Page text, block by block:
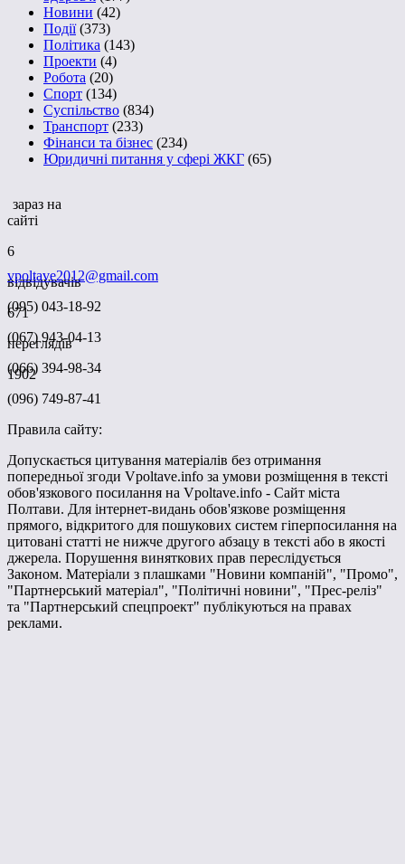
Новини (42)
Події(373)
Політика (143)
Проекти (4)
Робота (20)
Спорт (134)
Суспільство (834)
Транспорт (233)
Фінанси та бізнес (234)
Юридичні питання у сфері ЖКГ (65)
зараз на
сайті
6
відвідувачів
671
переглядів
1902
vpoltave2012@gmail.com
(095) 043-18-92
(067) 943-04-13
(066) 394-98-34
(096) 749-87-41
Правила сайту:
Допускається цитування матеріалів без отримання
попередньої згоди Vpoltave.info за умови розміщення в тексті
обов'язкового посилання на Vpoltave.info - Сайт міста
Полтави. Для інтернет-видань обов'язкове розміщення
прямого, відкритого для пошукових систем гіперпосилання на
цитовані статті не нижче другого абзацу в тексті або в якості
джерела. Порушення виняткових прав переслідується
Законом. Матеріали з плашками "Новини компаній", "Промо",
"Партнерський матеріал", "Політичні новини", "Прес-реліз"
та "Партнерський спецпроект" публікуються на правах
реклами.